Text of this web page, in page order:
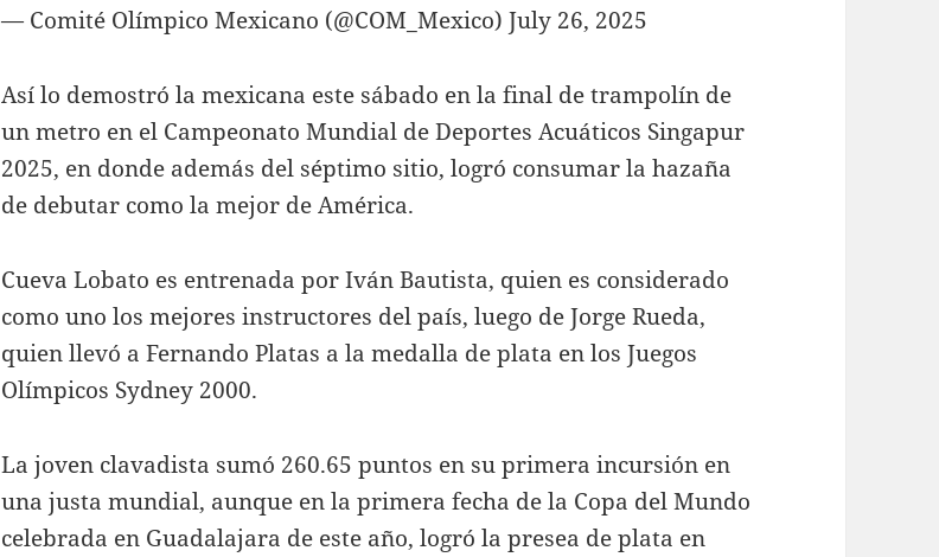
— Comité Olímpico Mexicano (@COM_Mexico) July 26, 2025
Así lo demostró la mexicana este sábado en la final de trampolín de
un metro en el Campeonato Mundial de Deportes Acuáticos Singapur
2025, en donde además del séptimo sitio, logró consumar la hazaña
de debutar como la mejor de América.
Cueva Lobato es entrenada por Iván Bautista, quien es considerado
como uno los mejores instructores del país, luego de Jorge Rueda,
quien llevó a Fernando Platas a la medalla de plata en los Juegos
Olímpicos Sydney 2000.
La joven clavadista sumó 260.65 puntos en su primera incursión en
una justa mundial, aunque en la primera fecha de la Copa del Mundo
celebrada en Guadalajara de este año, logró la presea de plata en